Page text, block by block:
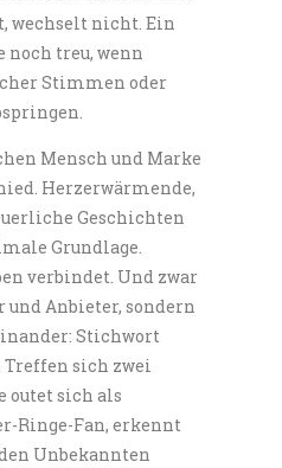
wechselt nicht. Ein
noch treu, wenn
Stimmen oder
Mensch und Marke
Herzerwärmende,
Geschichten
Grundlage.
verbindet. Und zwar
Anbieter, sondern
Stichwort
sich zwei
outet sich als
Ringe-Fan, erkennt
Unbekannten